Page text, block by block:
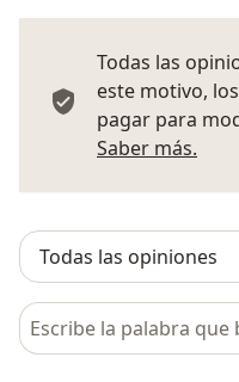
Todas las
este motivo,
pagar para
Saber más.
Busca en opiniones